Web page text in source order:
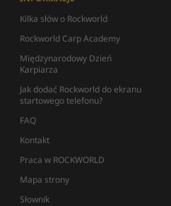
Kilka słów o Rockworld
Rockworld Carp Academy
Międzynarodowy Dzień
Karpiarza
Jak dodać Rockworld do ekranu
startowego telefonu?
FAQ
Kontakt
Praca w ROCKWORLD
Mapa strony
Słownik